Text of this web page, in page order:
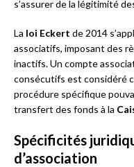
s’assurer de la légitimité
La loi Eckert de 2014
associatifs, imposant des
inactifs. Un compte
consécutifs est considéré
procédure spécifique
transfert des fonds à la
Spécificités
d’association